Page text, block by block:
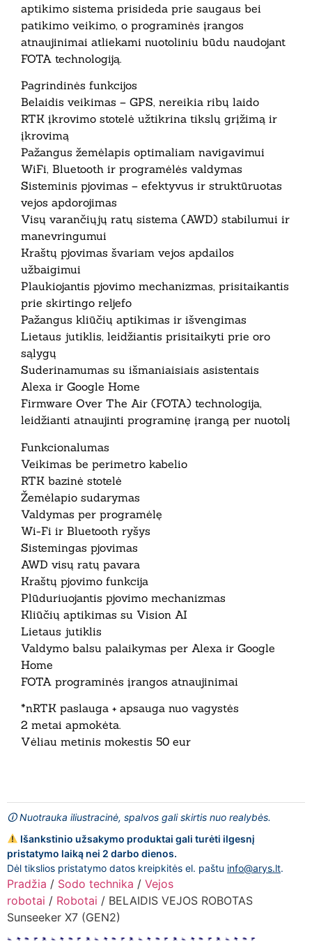
aptikimo sistema prisideda prie saugaus bei
patikimo veikimo, o programinės įrangos
atnaujinimai atliekami nuotoliniu būdu naudojant
FOTA technologiją.
Pagrindinės funkcijos
Belaidis veikimas – GPS, nereikia ribų laido
RTK įkrovimo stotelė užtikrina tikslų grįžimą ir
įkrovimą
Pažangus žemėlapis optimaliam navigavimui
WiFi, Bluetooth ir programėlės valdymas
Sisteminis pjovimas – efektyvus ir struktūruotas
vejos apdorojimas
Visų varančiųjų ratų sistema (AWD) stabilumui ir
manevringumui
Kraštų pjovimas švariam vejos apdailos
užbaigimui
Plaukiojantis pjovimo mechanizmas, prisitaikantis
prie skirtingo reljefo
Pažangus kliūčių aptikimas ir išvengimas
Lietaus jutiklis, leidžiantis prisitaikyti prie oro
sąlygų
Suderinamumas su išmaniaisiais asistentais
Alexa ir Google Home
Firmware Over The Air (FOTA) technologija,
leidžianti atnaujinti programinę įrangą per nuotolį
Funkcionalumas
Veikimas be perimetro kabelio
RTK bazinė stotelė
Žemėlapio sudarymas
Valdymas per programėlę
Wi-Fi ir Bluetooth ryšys
Sistemingas pjovimas
AWD visų ratų pavara
Kraštų pjovimo funkcija
Plūduriuojantis pjovimo mechanizmas
Kliūčių aptikimas su Vision AI
Lietaus jutiklis
Valdymo balsu palaikymas per Alexa ir Google
Home
FOTA programinės įrangos atnaujinimai
*nRTK paslauga + apsauga nuo vagystės
2 metai apmokėta.
Vėliau metinis mokestis 50 eur
🛈 Nuotrauka iliustracinė, spalvos gali skirtis nuo realybės.
Išankstinio užsakymo produktai gali turėti ilgesnį
pristatymo laiką nei 2 darbo dienos.
Dėl tikslios pristatymo datos kreipkitės el. paštu info@arys.lt.
Pradžia / Sodo technika / Vejos
robotai / Robotai / BELAIDIS VEJOS ROBOTAS
Sunseeker X7 (GEN2)